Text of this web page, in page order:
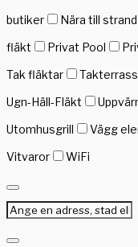
butiker
Nära till strand
fläkt
Privat Pool
Tak fläktar
Takterrass
Ugn-Häll-Fläkt
Utomhusgrill
Vägg
Vitvaror
WiFi